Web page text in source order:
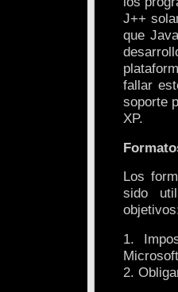
J++
que
fallar
soporte
XP.
Los
sido
1.
2.